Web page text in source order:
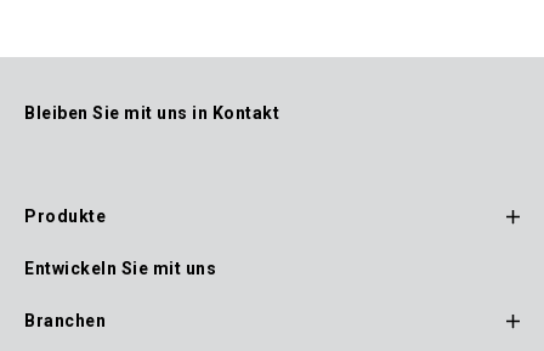
Bleiben Sie mit uns in Kontakt
Footer
Navigation
Produkte
Entwickeln Sie mit uns
Branchen